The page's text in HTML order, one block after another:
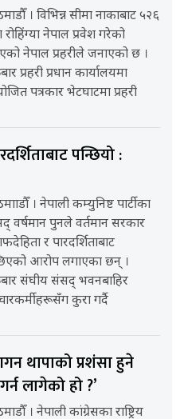
। विभिन्न सीमा नाकाबाट ५२६
रोहिंग्या नेपाल प्रवेश गरेको
नेपाल प्रहरीले जनाएको छ ।
प्रहरी प्रधान कार्यालयमा
पत्रकार भेटघाटमा प्रहरी
पन्छियो :
। नेपाली कम्युनिष्ट पार्टीका
वर्षमान पुनले वर्तमान सरकार
र पारदर्शिताबाट
आरोप लगाएका छन् ।
संघीय संसद् भवनबाहिर
कुरा गर्दै
थापाको प्रशंसा हुने
लागेको हो ?’
। नेपाली कांग्रेसका राष्ट्रिय